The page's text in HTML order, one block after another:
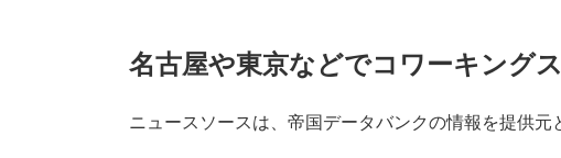
名古屋や東京などでコワーキング
ニュースソースは、帝国データバンクの情報を提供元